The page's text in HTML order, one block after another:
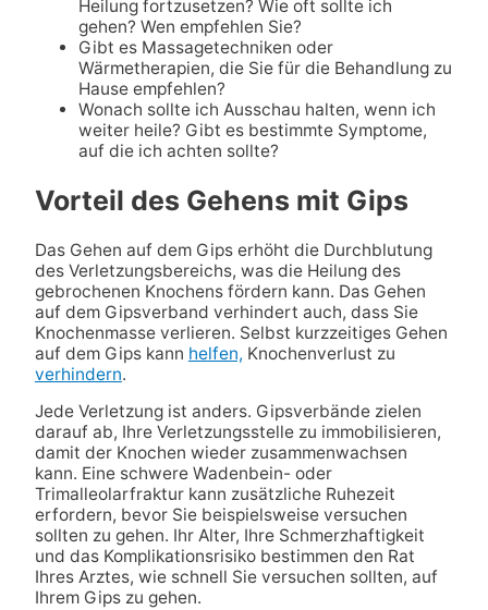
Heilung fortzusetzen? Wie oft sollte ich
gehen? Wen empfehlen Sie?
Gibt es Massagetechniken oder
Wärmetherapien, die Sie für die Behandlung zu
Hause empfehlen?
Wonach sollte ich Ausschau halten, wenn ich
weiter heile? Gibt es bestimmte Symptome,
auf die ich achten sollte?
Vorteil des Gehens mit Gips
Das Gehen auf dem Gips erhöht die Durchblutung
des Verletzungsbereichs, was die Heilung des
gebrochenen Knochens fördern kann. Das Gehen
auf dem Gipsverband verhindert auch, dass Sie
Knochenmasse verlieren. Selbst kurzzeitiges Gehen
auf dem Gips kann helfen, Knochenverlust zu
verhindern.
Jede Verletzung ist anders. Gipsverbände zielen
darauf ab, Ihre Verletzungsstelle zu immobilisieren,
damit der Knochen wieder zusammenwachsen
kann. Eine schwere Wadenbein- oder
Trimalleolarfraktur kann zusätzliche Ruhezeit
erfordern, bevor Sie beispielsweise versuchen
sollten zu gehen. Ihr Alter, Ihre Schmerzhaftigkeit
und das Komplikationsrisiko bestimmen den Rat
Ihres Arztes, wie schnell Sie versuchen sollten, auf
Ihrem Gips zu gehen.